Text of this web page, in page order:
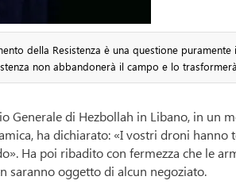
della Resistenza è una questione
non abbandonerà il campo e lo
Generale di Hezbollah in Libano, in un
ha dichiarato: «I vostri droni
Ha poi ribadito con fermezza che le
saranno oggetto di alcun negoziato.